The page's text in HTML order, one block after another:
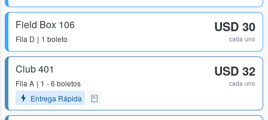
Field Box 106
Fila D 1 boleto
USD 30
cada uno
Club 401
Fila A
1 - 6 boletos
Entrega Rápida
USD 32
cada uno